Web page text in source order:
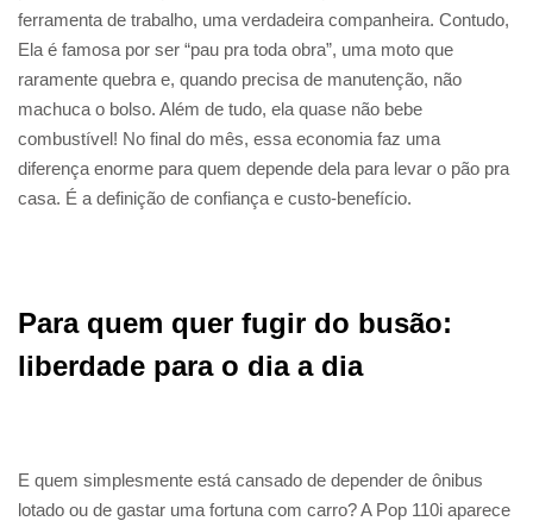
ferramenta de trabalho, uma verdadeira companheira. Contudo,
Ela é famosa por ser “pau pra toda obra”, uma moto que
raramente quebra e, quando precisa de manutenção, não
machuca o bolso. Além de tudo, ela quase não bebe
combustível! No final do mês, essa economia faz uma
diferença enorme para quem depende dela para levar o pão pra
casa. É a definição de confiança e custo-benefício.
Para quem quer fugir do busão:
liberdade para o dia a dia
E quem simplesmente está cansado de depender de ônibus
lotado ou de gastar uma fortuna com carro? A Pop 110i aparece